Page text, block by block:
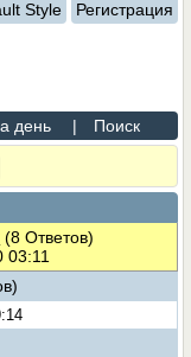
Style Регистрация
день | Поиск
(8 Ответов)
03:11